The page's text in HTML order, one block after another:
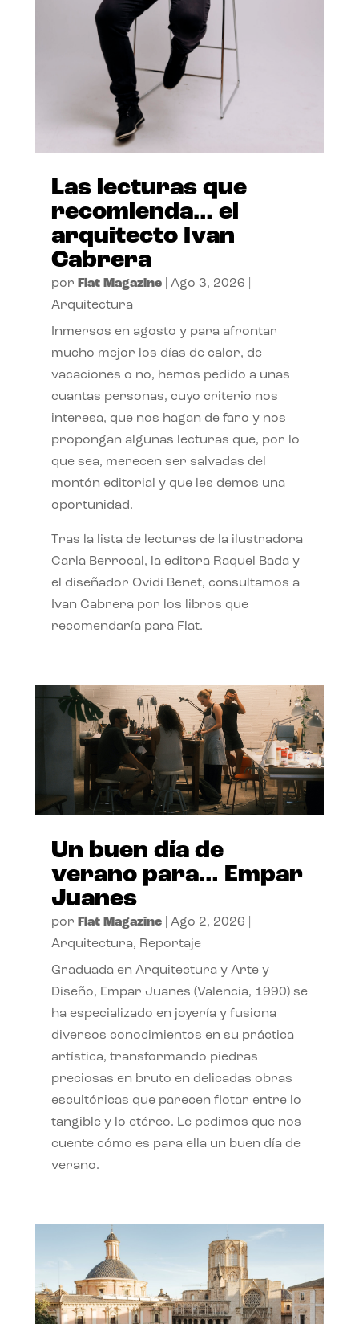
Las lecturas que
recomienda… el
arquitecto Ivan
Cabrera
por Flat Magazine| Ago 3, 2026
Arquitectura
Inmersos en agosto y para afrontar
mucho mejor los días de calor, de
vacaciones o no, hemos pedido a unas
cuantas personas, cuyo criterio nos
interesa, que nos hagan de faro y nos
propongan algunas lecturas que, por lo
que sea, merecen ser salvadas del
montón editorial y que les demos una
oportunidad.
Tras la lista de lecturas de la ilustradora
Carla Berrocal, la editora Raquel Bada y
el diseñador Ovidi Benet, consultamos a
Ivan Cabrera por los libros que
recomendaría para Flat.
Un buen día de
verano para… Empar
Juanes
por Flat Magazine| Ago 2, 2026
Arquitectura, Reportaje
Graduada en Arquitectura y Arte y
Diseño, Empar Juanes (Valencia, 1990) se
ha especializado en joyería y fusiona
diversos conocimientos en su práctica
artística, transformando piedras
preciosas en bruto en delicadas obras
escultóricas que parecen flotar entre lo
tangible y lo etéreo. Le pedimos que nos
cuente cómo es para ella un buen día de
verano.